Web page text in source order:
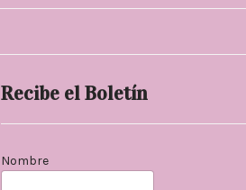
Recibe el Boletín
Nombre